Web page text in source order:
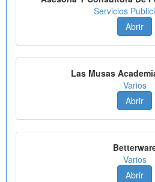
Servicios
Abrir
Las Musas
Varios
Abrir
Varios
Abrir